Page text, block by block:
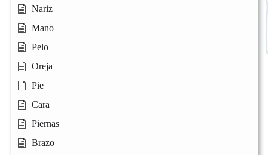
Nariz
Mano
Pelo
Oreja
Pie
Cara
Piernas
Brazo